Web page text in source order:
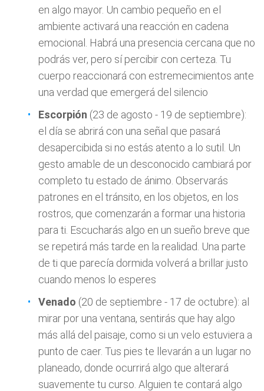
en algo mayor. Un cambio pequeño en el
ambiente activará una reacción en cadena
emocional. Habrá una presencia cercana que no
podrás ver, pero sí percibir con certeza. Tu
cuerpo reaccionará con estremecimientos ante
una verdad que emergerá del silencio
Escorpión (23 de agosto - 19 de septiembre):
el día se abrirá con una señal que pasará
desapercibida si no estás atento a lo sutil. Un
gesto amable de un desconocido cambiará por
completo tu estado de ánimo. Observarás
patrones en el tránsito, en los objetos, en los
rostros, que comenzarán a formar una historia
para ti. Escucharás algo en un sueño breve que
se repetirá más tarde en la realidad. Una parte
de ti que parecía dormida volverá a brillar justo
cuando menos lo esperes
Venado (20 de septiembre - 17 de octubre): al
mirar por una ventana, sentirás que hay algo
más allá del paisaje, como si un velo estuviera a
punto de caer. Tus pies te llevarán a un lugar no
planeado, donde ocurrirá algo que alterará
suavemente tu curso. Alguien te contará algo